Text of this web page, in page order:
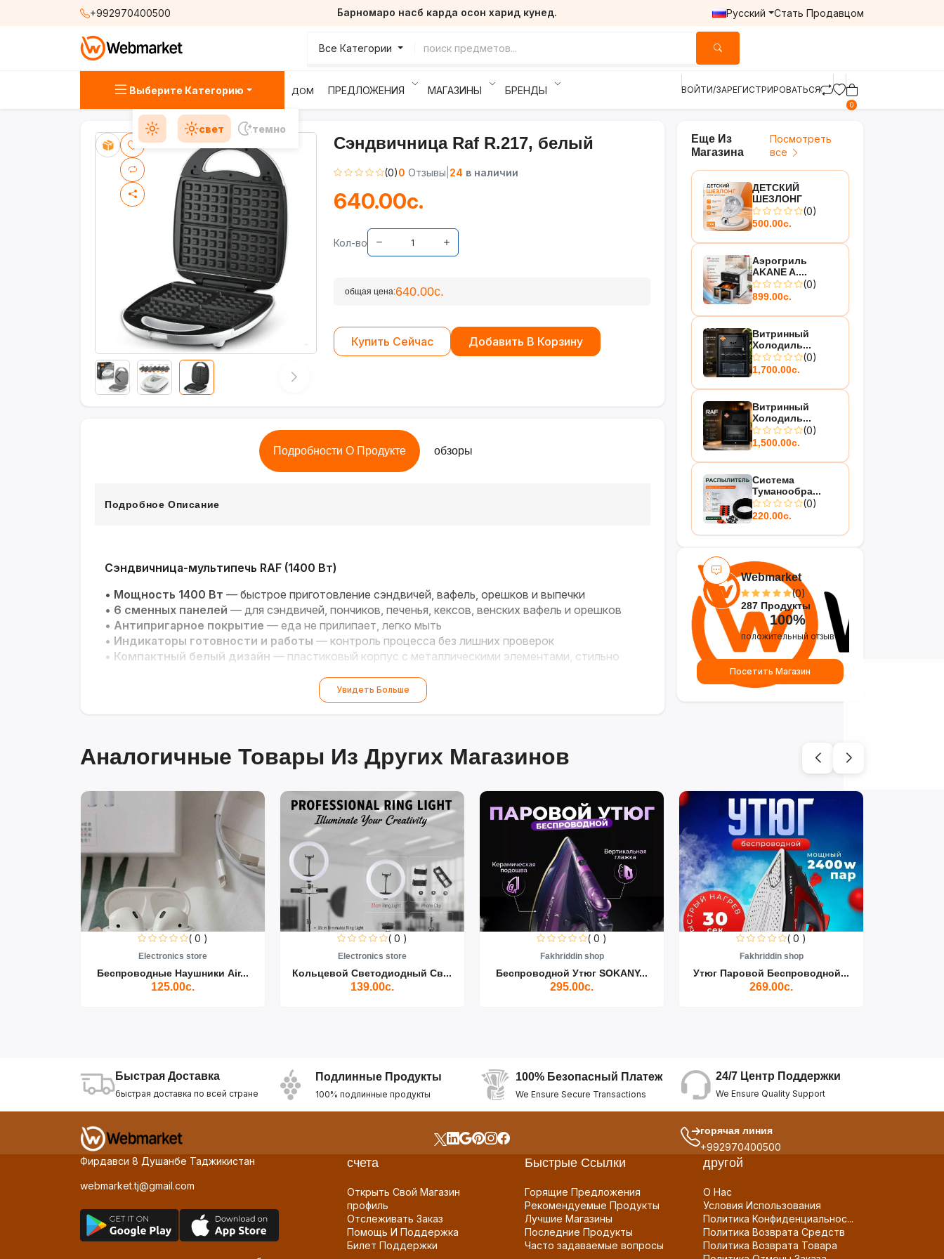
+992970400500 Барномаро насб карда осон харид кунед. Русский Стать Продавцом
Все Категории
Выберите Категорию ДОМ ПРЕДЛОЖЕНИЯ МАГАЗИНЫ БРЕНДЫ ВОЙТИ/ЗАРЕГИСТРИРОВАТЬСЯ
0
свет темно
Сэндвичница Raf R.217, белый
(0)0 Отзывы 24 в наличии
640.00с.
Кол-во
общая цена:640.00с.
Купить Сейчас Добавить В Корзину
Подробности О Продукте обзоры
Подробное Описание
Сэндвичница-мультипечь RAF (1400 Вт)
• Мощность 1400 Вт — быстрое приготовление сэндвичей, вафель, орешков и выпечки
• 6 сменных панелей — для сэндвичей, пончиков, печенья, кексов, венских вафель и орешков
• Антипригарное покрытие — еда не прилипает, легко мыть
• Индикаторы готовности и работы — контроль процесса без лишних проверок
• Компактный белый дизайн — пластиковый корпус с металлическими элементами, стильно
Увидеть Больше
Еще Из
Магазина
Посмотреть
все
ДЕТСКИЙ
ШЕЗЛОНГ
(0)
500.00с.
Аэрогриль
AKANE A....
(0)
899.00с.
Витринный
Холодиль...
(0)
1,700.00с.
Витринный
Холодиль...
(0)
1,500.00с.
Система
Туманообра...
(0)
220.00с.
Webmarket
(0)
287 Продукты
100%
положительный отзыв
Посетить Магазин
Аналогичные Товары Из Других Магазинов
( 0 )
Electronics store
Беспроводные Наушники Air...
125.00с.
( 0 )
Electronics store
Кольцевой Светодиодный Св...
139.00с.
( 0 )
Fakhriddin shop
Беспроводной Утюг SOKANY...
295.00с.
( 0 )
Fakhriddin shop
Утюг Паровой Беспроводной...
269.00с.
Быстрая Доставка
быстрая доставка по всей стране
Подлинные Продукты
100% подлинные продукты
100% Безопасный Платеж
We Ensure Secure Transactions
24/7 Центр Поддержки
We Ensure Quality Support
горячая линия
+992970400500
Фирдавси 8 Душанбе Таджикистан
webmarket.tj@gmail.com
счета
Открыть Свой Магазин
профиль
Отслеживать Заказ
Помощь И Поддержка
Билет Поддержки
Быстрые Ссылки
Горящие Предложения
Рекомендуемые Продукты
Лучшие Магазины
Последние Продукты
Часто задаваемые вопросы
другой
О Нас
Условия Использования
Политика Конфиденциальнос...
Политика Возврата Средств
Политика Возврата Товара